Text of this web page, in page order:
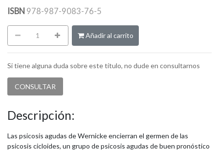
ISBN 978-987-9083-76-5
Añadir al carrito
Si tiene alguna duda sobre este título, no dude en consultarnos
CONSULTAR
Descripción:
Las psicosis agudas de Wernicke encierran el germen de las
psicosis cicloides, un grupo de psicosis agudas de buen pronóstico